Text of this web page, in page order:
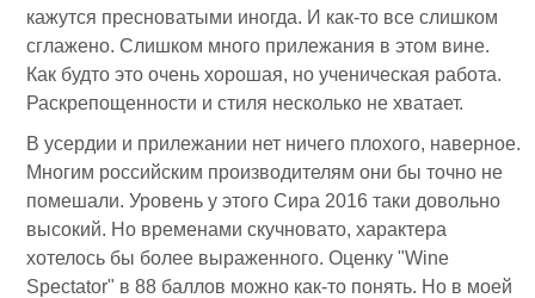
кажутся пресноватыми иногда. И как-то все слишком
сглажено. Слишком много прилежания в этом вине.
Как будто это очень хорошая, но ученическая работа.
Раскрепощенности и стиля несколько не хватает.
В усердии и прилежании нет ничего плохого, наверное.
Многим российским производителям они бы точно не
помешали. Уровень у этого Сира 2016 таки довольно
высокий. Но временами скучновато, характера
хотелось бы более выраженного. Оценку "Wine
Spectator" в 88 баллов можно как-то понять. Но в моей